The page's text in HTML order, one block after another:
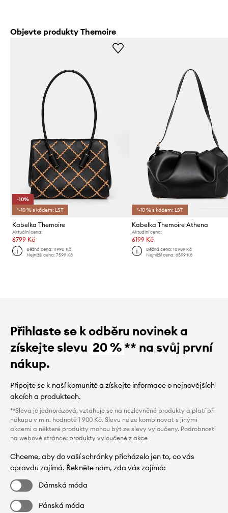
Objevte produkty Themoire
-10%
*-10 % s kódem: LST
Kabelka Themoire
Aktuální cena:
6799 Kč
Běžná cena:11990 Kč
Nejnižší cena:7599 Kč
*-10 % s kódem: LST
Kabelka Themoire Athena
Aktuální cena:
6199 Kč
Běžná cena: 10989 Kč
Nejnižší cena: 6599 Kč
Přihlaste se k odběru novinek a
získejte slevu 20 %** na svůj první
nákup.
Připojte se k naší komunitě a získejte informace o nejnovějších
akcích a produktech.
**Sleva je jednorázová, vztahuje se na nezlevněné produkty a platí při
nákupu v min. hodnotě 1 900 Kč. Slevu nelze kombinovat s jinými
akcemi a některé produkty mohou být ze slevy vyloučeny. Podrobnosti
na webové stránce: produkty vyloučené z akce
Chceme, aby do vaší schránky přicházelo jen to, co vás
opravdu zajímá. Řekněte nám, zda vás zajímá:
Dámská móda
Pánská móda